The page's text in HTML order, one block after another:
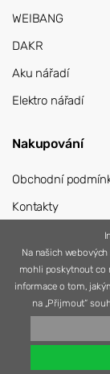
WEIBANG
DAKR
Aku nářadí
Elektro nářadí
Nakupování
Obchodní
Kontakty
Na našich
mohli poskytnout co
informace o tom,
na „Přijmout“